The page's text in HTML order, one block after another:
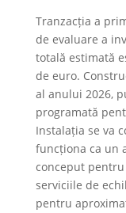
Tranzacția a
de evaluare a
totală estimată
de euro.
al anului 2026,
programată
Instalația se va
funcționa ca un
conceput
serviciile de
pentru